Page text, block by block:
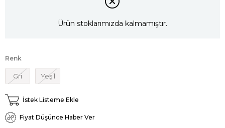
Ürün stoklarımızda kalmamıştır.
Renk
Gri Yeşil
İstek Listeme Ekle
Fiyat Düşünce Haber Ver